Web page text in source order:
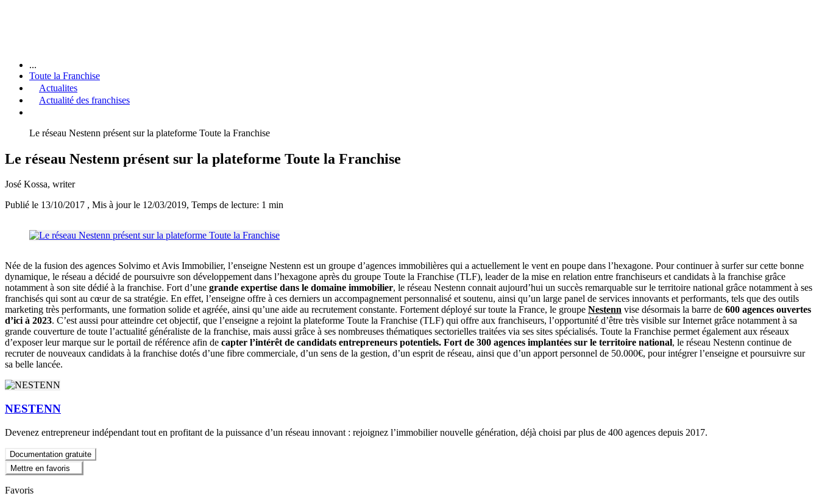
...
Toute la Franchise
Actualites
Actualité des franchises
Le réseau Nestenn présent sur la plateforme Toute la Franchise
Le réseau Nestenn présent sur la plateforme Toute la Franchise
José Kossa, writer
Publié le 13/10/2017 , Mis à jour le 12/03/2019, Temps de lecture: 1 min
Née de la fusion des agences Solvimo et Avis Immobilier, l’enseigne Nestenn est un groupe d’agences immobilières qui a actuellement le vent en poupe dans l’hexagone. Pour continuer à surfer sur cette bonne
dynamique, le réseau a décidé de poursuivre son développement dans l’hexagone après du groupe Toute la Franchise (TLF), leader de la mise en relation entre franchiseurs et candidats à la franchise grâce
notamment à son site dédié à la franchise. Fort d’une grande expertise dans le domaine immobilier, le réseau Nestenn connait aujourd’hui un succès remarquable sur le territoire national grâce notamment à ses
franchisés qui sont au cœur de sa stratégie. En effet, l’enseigne offre à ces derniers un accompagnement personnalisé et soutenu, ainsi qu’un large panel de services innovants et performants, tels que des outils
marketing très performants, une formation solide et agréée, ainsi qu’une aide au recrutement constante. Fortement déployé sur toute la France, le groupe Nestenn vise désormais la barre de 600 agences ouvertes
d’ici à 2023. C’est aussi pour atteindre cet objectif, que l’enseigne a rejoint la plateforme Toute la Franchise (TLF) qui offre aux franchiseurs, l’opportunité d’être très visible sur Internet grâce notamment à sa
grande couverture de toute l’actualité généraliste de la franchise, mais aussi grâce à ses nombreuses thématiques sectorielles traitées via ses sites spécialisés. Toute la Franchise permet également aux réseaux
d’exposer leur marque sur le portail de référence afin de capter l’intérêt de candidats entrepreneurs potentiels. Fort de 300 agences implantées sur le territoire national, le réseau Nestenn continue de
recruter de nouveaux candidats à la franchise dotés d’une fibre commerciale, d’un sens de la gestion, d’un esprit de réseau, ainsi que d’un apport personnel de 50.000€, pour intégrer l’enseigne et poursuivre sur
sa belle lancée.
NESTENN
Devenez entrepreneur indépendant tout en profitant de la puissance d’un réseau innovant : rejoignez l’immobilier nouvelle génération, déjà choisi par plus de 400 agences depuis 2017.
Documentation gratuite
Mettre en favoris
Favoris